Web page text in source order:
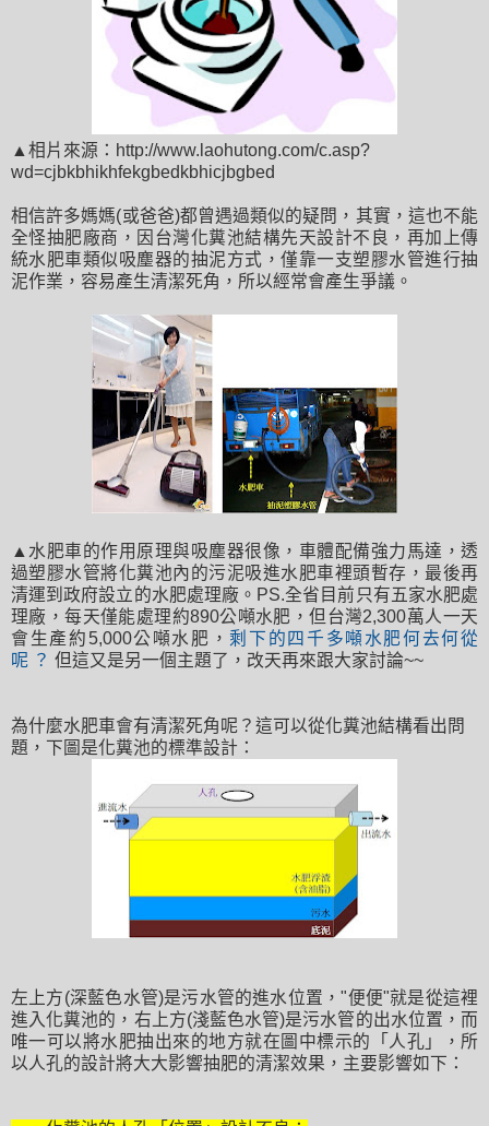
▲相片來源：http://www.laohutong.com/c.asp?
wd=cjbkbhikhfekgbedkbhicjbgbed
相信許多媽媽(或爸爸)都曾遇過類似的疑問，其實，這也不能
全怪抽肥廠商，因台灣化糞池結構先天設計不良，再加上傳
統水肥車類似吸塵器的抽泥方式，僅靠一支塑膠水管進行抽
泥作業，容易產生清潔死角，所以經常會產生爭議。
▲水肥車的作用原理與吸塵器很像，車體配備強力馬達，透
過塑膠水管將化糞池內的污泥吸進水肥車裡頭暫存，最後再
清運到政府設立的水肥處理廠。PS.全省目前只有五家水肥處
理廠，每天僅能處理約890公噸水肥，但台灣2,300萬人一天
會生產約5,000公噸水肥，剩下的四千多噸水肥何去何從
呢 ？ 但這又是另一個主題了，改天再來跟大家討論~~
為什麼水肥車會有清潔死角呢？這可以從化糞池結構看出問
題，下圖是化糞池的標準設計：
左上方(深藍色水管)是污水管的進水位置，"便便"就是從這裡
進入化糞池的，右上方(淺藍色水管)是污水管的出水位置，而
唯一可以將水肥抽出來的地方就在圖中標示的「人孔」，所
以人孔的設計將大大影響抽肥的清潔效果，主要影響如下：